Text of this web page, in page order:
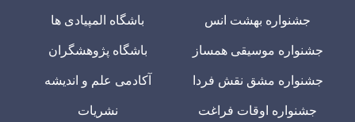
جشنواره بهشت انس
جشنواره موسیقی همساز
جشنواره مشق نقش فردا
جشنواره اوقات فراغت
باشگاه المپیادی ها
باشگاه پژوهشگران
آکادمی علم و اندیشه
نشریات